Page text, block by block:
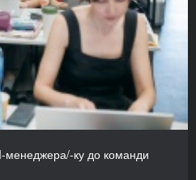
менеджера/-ку до команди